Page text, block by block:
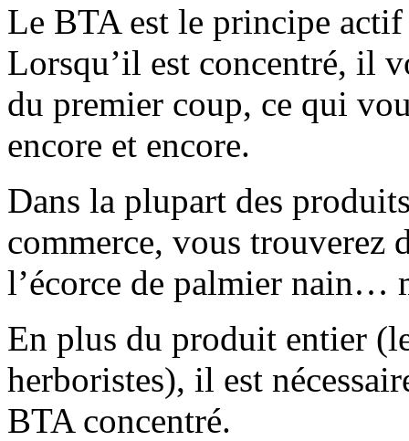
Le BTA est le principe
Lorsqu’il est concentré, il
du premier coup, ce qui
encore et encore.
Dans la plupart des
commerce, vous trouverez
l’écorce de palmier nain…
En plus du produit entier
herboristes), il est
BTA concentré.